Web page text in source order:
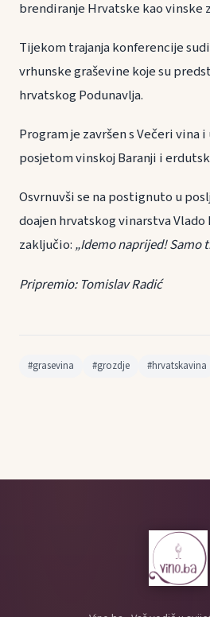
brendiranje Hrvatske kao vinske
Tijekom trajanja konferencije
vrhunske graševine koje su
hrvatskog Podunavlja.
Program je završen s Večeri vina
posjetom vinskoj Baranji i
Osvrnuvši se na postignuto u
doajen hrvatskog vinarstva Vlado
zaključio:„Idemo naprijed! Samo
Pripremio: Tomislav Radić
#grasevina #grozdje #hrvatskavina